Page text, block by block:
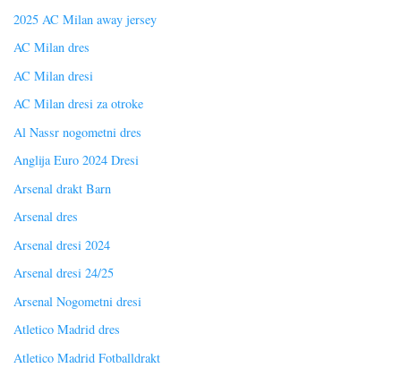
2025 AC Milan away jersey
AC Milan dres
AC Milan dresi
AC Milan dresi za otroke
Al Nassr nogometni dres
Anglija Euro 2024 Dresi
Arsenal drakt Barn
Arsenal dres
Arsenal dresi 2024
Arsenal dresi 24/25
Arsenal Nogometni dresi
Atletico Madrid dres
Atletico Madrid Fotballdrakt